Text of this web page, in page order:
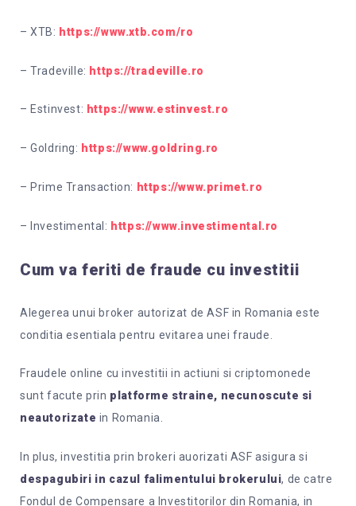
– XTB: https://www.xtb.com/ro
– Tradeville: https://tradeville.ro
– Estinvest: https://www.estinvest.ro
– Goldring: https://www.goldring.ro
– Prime Transaction: https://www.primet.ro
– Investimental: https://www.investimental.ro
Cum va feriti de fraude cu investitii
Alegerea unui broker autorizat de ASF in Romania este
conditia esentiala pentru evitarea unei fraude.
Fraudele online cu investitii in actiuni si criptomonede
sunt facute prin platforme straine, necunoscute si
neautorizate in Romania.
In plus, investitia prin brokeri auorizati ASF asigura si
despagubiri in cazul falimentului brokerului, de catre
Fondul de Compensare a Investitorilor din Romania, in